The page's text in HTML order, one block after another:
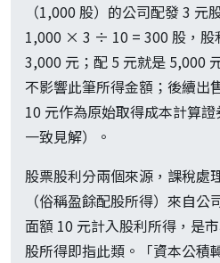
（1,000 股）的公司配發 3 元
1,000 × 3 ÷ 10 = 300 股，股
3,000 元；配 5 元就是 5,000
不影響此筆所得金額；後續出
10 元作為原始取得成本計算
一致見解）。
股票股利分兩個來源，課稅處
（俗稱盈餘配股所得）來自
面額 10 元計入股利所得，是
股所得即指此類。「資本公積